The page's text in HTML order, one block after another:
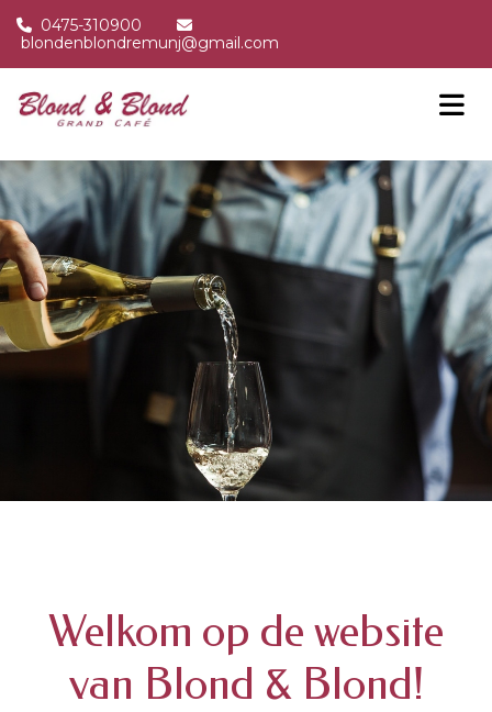
 0475-310900 
blondenblondremunj@gmail.com
Welkom op de website
van Blond & Blond!